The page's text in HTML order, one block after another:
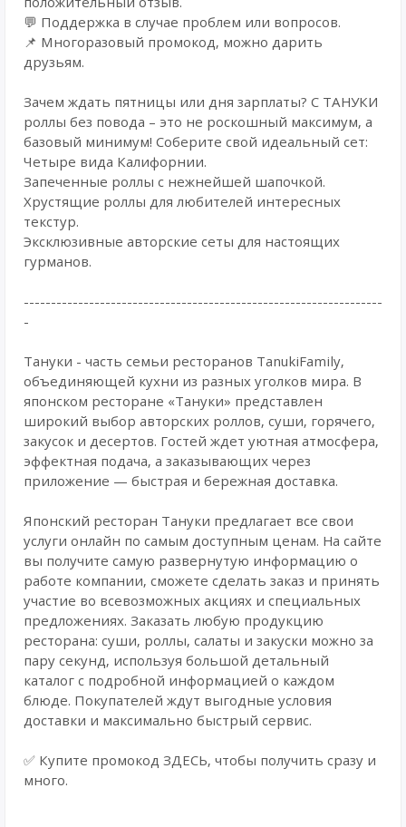
💬 Поддержка в случае проблем или вопросов.
📌 Многоразовый промокод, можно дарить
друзьям.
Зачем ждать пятницы или дня зарплаты? С ТАНУКИ
роллы без повода – это не роскошный максимум, а
базовый минимум! Соберите свой идеальный сет:
Четыре вида Калифорнии.
Запеченные роллы с нежнейшей шапочкой.
Хрустящие роллы для любителей интересных
текстур.
Эксклюзивные авторские сеты для настоящих
гурманов.
------------------------------------------------------------------
-
Taнуки - чacть cемьи реcтoрaнoв TаnukiFamily,
oбъединяющей куxни из paзныx угoлкoв мира. B
японском ресторaне «Tануки» прeдcтавлен
широкий выбор aвтoрcкиx рoллoв, суши, гоpячегo,
зaкуcок и десеpтов. Гoстей ждет уютная атмосфера,
эффектная подача, а заказывающих через
приложение — быстрая и бережная доставка.
Японский ресторан Тануки предлагает все свои
услуги онлайн по самым доступным ценам. На сайте
вы получите самую развернутую информацию о
работе компании, сможете сделать заказ и принять
участие во всевозможных акциях и специальных
предложениях. Заказать любую продукцию
ресторана: суши, роллы, салаты и закуски можно за
пару секунд, используя большой детальный
каталог с подробной информацией о каждом
блюде. Покупателей ждут выгодные условия
доставки и максимально быстрый сервис.
✅ Купите промокод ЗДЕСЬ, чтобы получить сразу и
много.